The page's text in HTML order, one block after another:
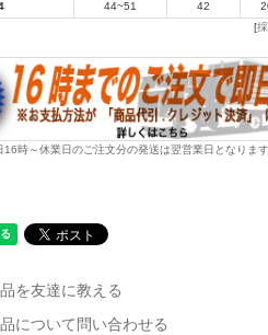
44~51 42
[
時～休業日のご注文分の発送は翌営業日となります
を友達に教える
について問い合わせる